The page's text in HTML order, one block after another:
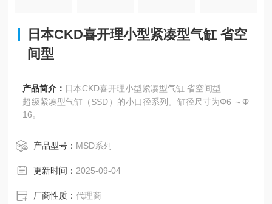
日本CKD喜开理小型紧凑型气缸 省空
间型
产品简介： 日本CKD喜开理小型紧凑型气缸 省空间型
超级紧凑型气缸（SSD）的小口径系列。缸径尺寸为Φ6 ～Φ
16。
产品型号： MSD系列
更新时间： 2025-09-04
厂商性质：代理商